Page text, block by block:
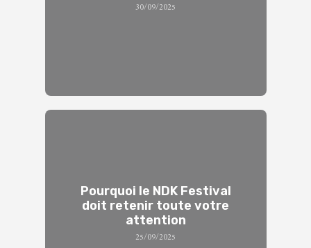
30/09/2025
Pourquoi le NDK Festival
doit retenir toute votre
attention
25/09/2025